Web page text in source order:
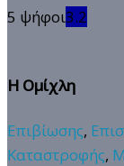
5 ψήφοι3.2
Η Ομίχλη
Επιβίωσης,
Καταστροφής,